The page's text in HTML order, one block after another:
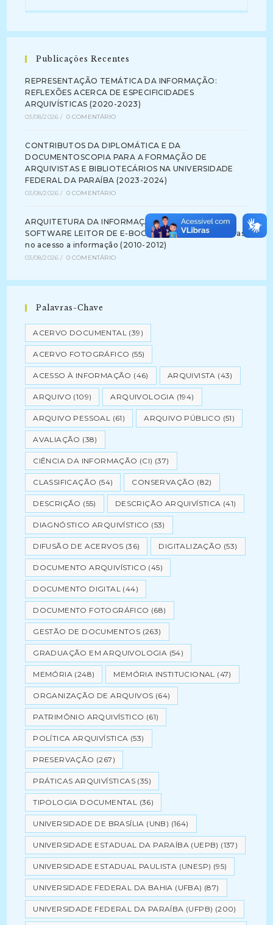
Publicações Recentes
REPRESENTAÇÃO TEMÁTICA DA INFORMAÇÃO:
REFLEXÕES ACERCA DE ESPECIFICIDADES
ARQUIVÍSTICAS (2020-2023)
03/08/2026 / 0 COMENTÁRIO
CONTRIBUTOS DA DIPLOMÁTICA E DA
DOCUMENTOSCOPIA PARA A FORMAÇÃO DE
ARQUIVISTAS E BIBLIOTECÁRIOS NA UNIVERSIDADE
FEDERAL DA PARAÍBA (2023-2024)
03/08/2026 / 0 COMENTÁRIO
ARQUITETURA DA INFORMAÇÃO NA INTERFACE DE
SOFTWARE LEITOR DE E-BOOK: identificando barreiras
no acesso a informação (2010-2012)
03/08/2026 / 0 COMENTÁRIO
Palavras-Chave
ACERVO DOCUMENTAL (39)
ACERVO FOTOGRÁFICO (55)
ACESSO À INFORMAÇÃO (46) ARQUIVISTA (43)
ARQUIVO (109) ARQUIVOLOGIA (194)
ARQUIVO PESSOAL (61) ARQUIVO PÚBLICO (51)
AVALIAÇÃO (38)
CIÊNCIA DA INFORMAÇÃO (CI) (37)
CLASSIFICAÇÃO (54) CONSERVAÇÃO (82)
DESCRIÇÃO (55) DESCRIÇÃO ARQUIVÍSTICA (41)
DIAGNÓSTICO ARQUIVÍSTICO (53)
DIFUSÃO DE ACERVOS (36) DIGITALIZAÇÃO (53)
DOCUMENTO ARQUIVÍSTICO (45)
DOCUMENTO DIGITAL (44)
DOCUMENTO FOTOGRÁFICO (68)
GESTÃO DE DOCUMENTOS (263)
GRADUAÇÃO EM ARQUIVOLOGIA (54)
MEMÓRIA (248) MEMÓRIA INSTITUCIONAL (47)
ORGANIZAÇÃO DE ARQUIVOS (64)
PATRIMÔNIO ARQUIVÍSTICO (61)
POLÍTICA ARQUIVÍSTICA (53)
PRESERVAÇÃO (267)
PRÁTICAS ARQUIVÍSTICAS (35)
TIPOLOGIA DOCUMENTAL (36)
UNIVERSIDADE DE BRASÍLIA (UNB) (164)
UNIVERSIDADE ESTADUAL DA PARAÍBA (UEPB) (137)
UNIVERSIDADE ESTADUAL PAULISTA (UNESP) (95)
UNIVERSIDADE FEDERAL DA BAHIA (UFBA) (87)
UNIVERSIDADE FEDERAL DA PARAÍBA (UFPB) (200)